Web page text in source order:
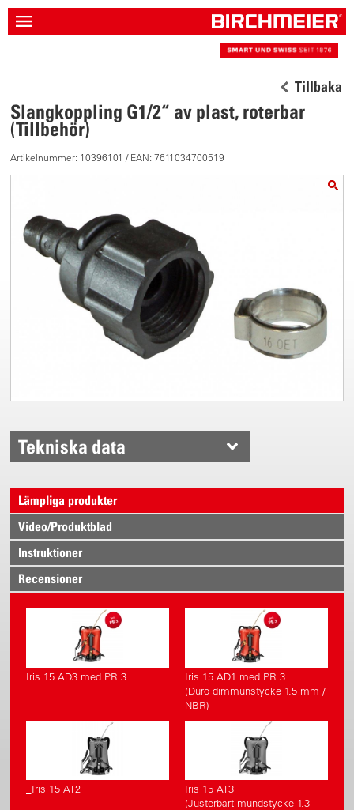
Tillbaka
Slangkoppling G1/2“ av plast, roterbar
(Tillbehör)
Artikelnummer: 10396101 / EAN: 7611034700519
Tekniska data
Lämpliga produkter
Video/Produktblad
Instruktioner
Recensioner
Iris 15 AD3 med PR 3
Iris 15 AD1 med PR 3
(Duro dimmunstycke 1.5 mm /
NBR)
_Iris 15 AT2
Iris 15 AT3
(Justerbart mundstycke 1.3